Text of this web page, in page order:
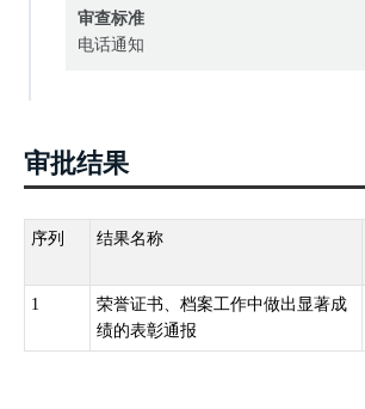
审查标准
电话通知
审批结果
序列 结果名称
1
荣誉证书、档案工作中做出显著成
绩的表彰通报